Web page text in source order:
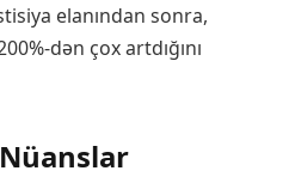
elanından sonra,
dən çox artdığını